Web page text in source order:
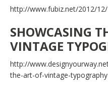
http://www.fubiz.net/2012/
SHOWCASING
VINTAGE
http://
the-art-of-vintage-